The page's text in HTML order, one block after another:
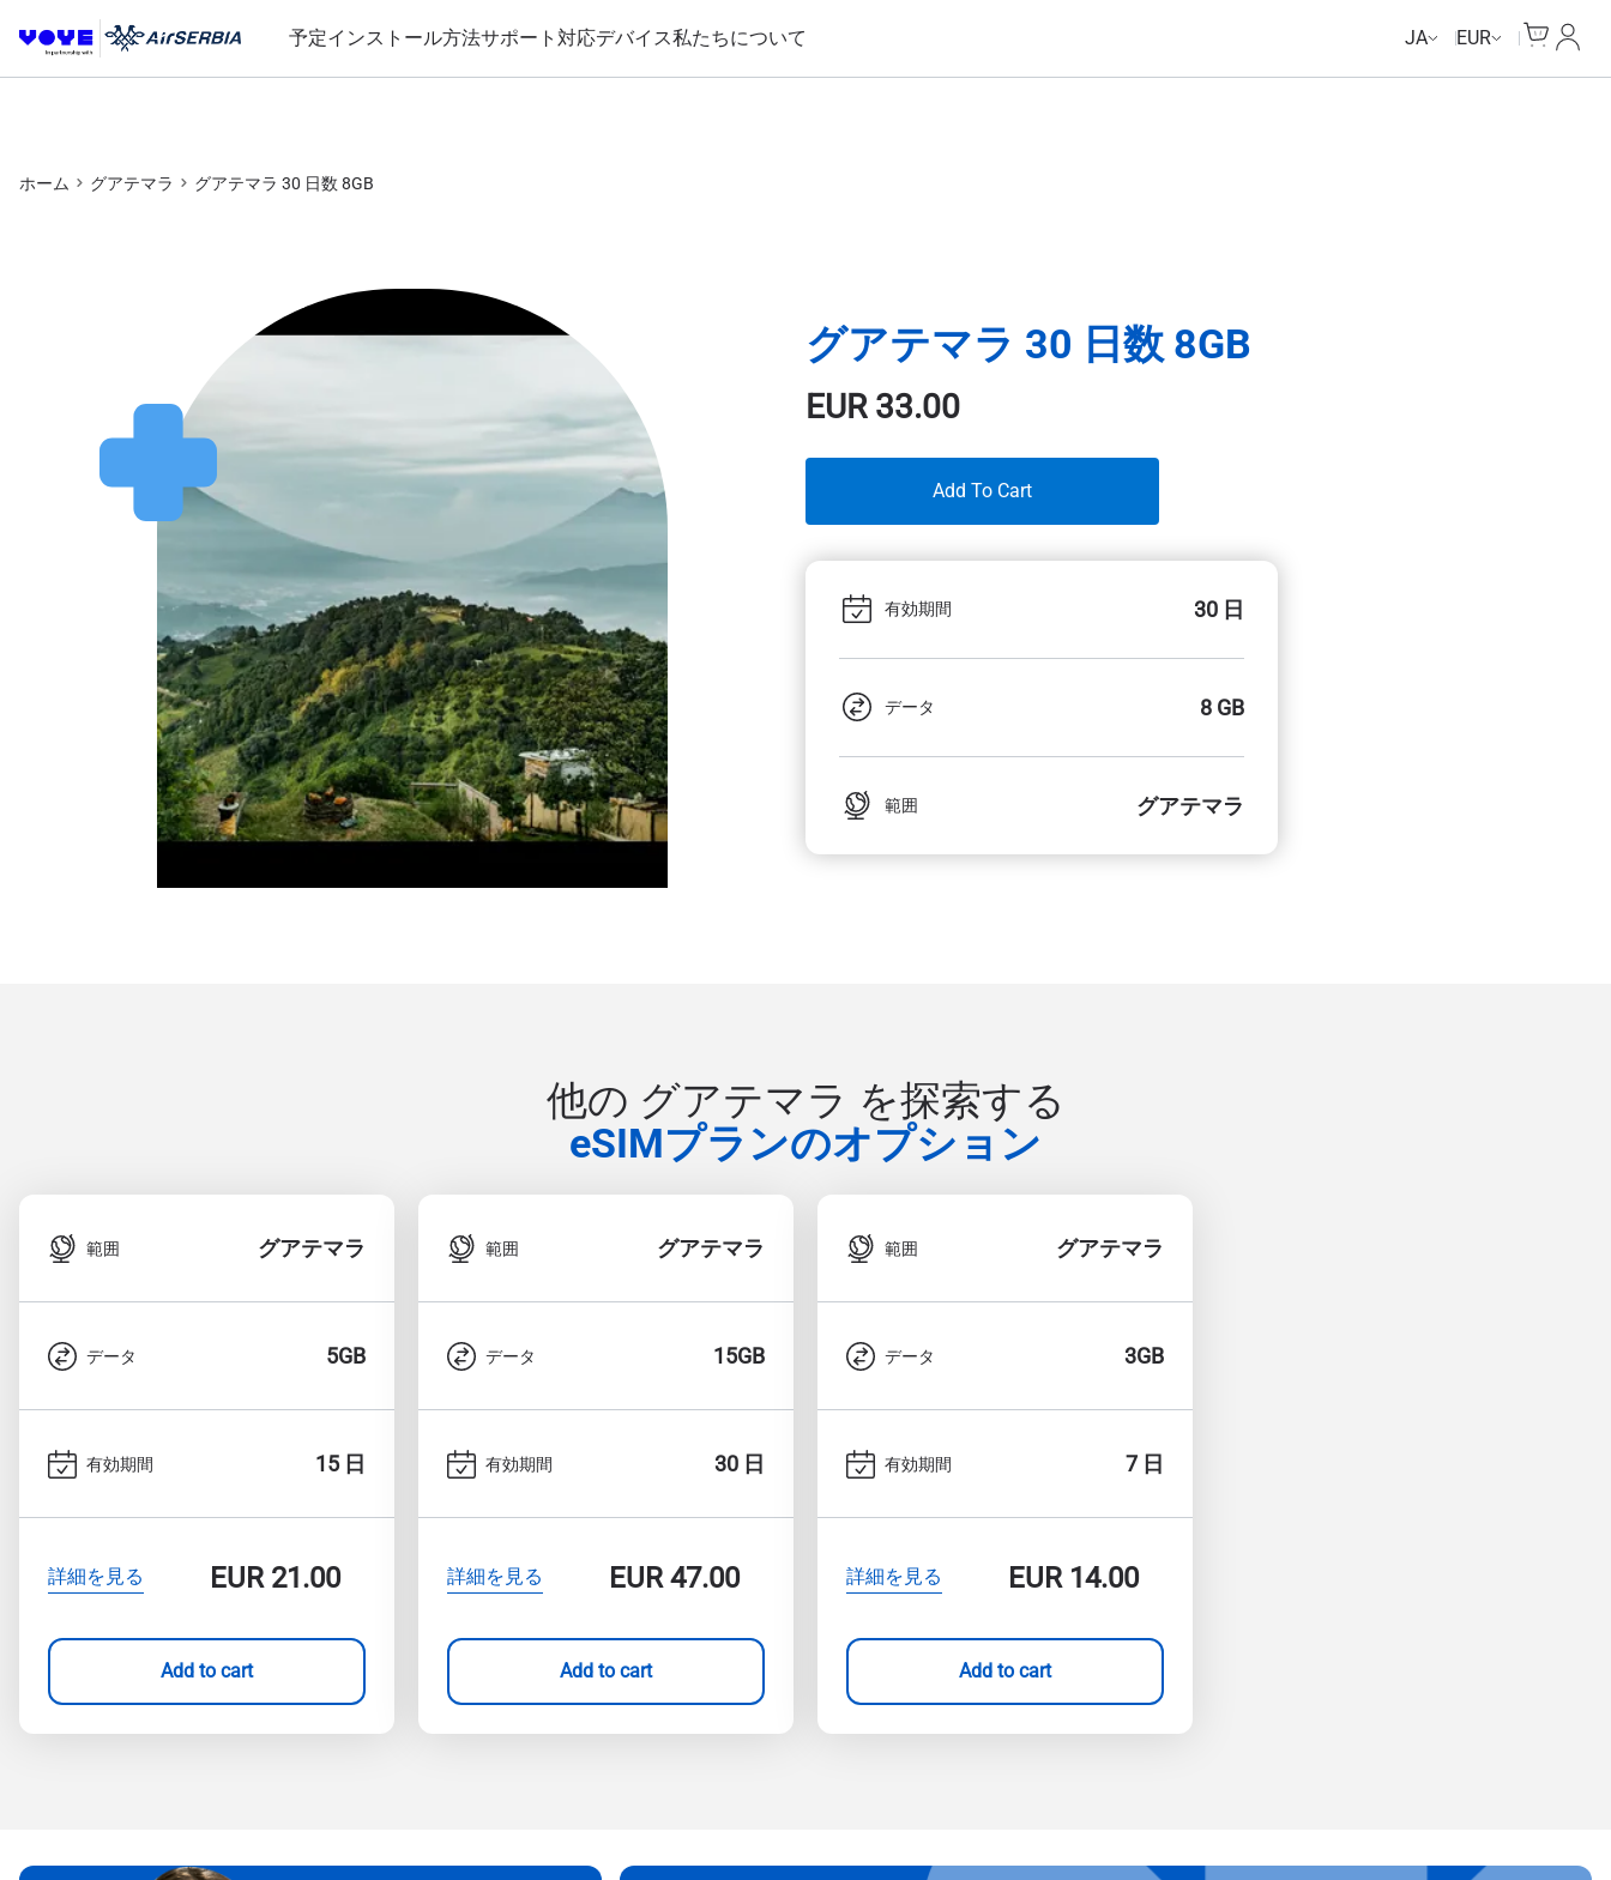
予定インストール方法サポート 対応デバイス私たちについて JA EUR
マイ
ホーム グアテマラ グアテマラ 30 日数 8GB
グアテマラ 30 日数 8GB
EUR33.00
Add To Cart
有効期間 30 日
データ 8 GB
範囲 グアテマラ
他の グアテマラ を探索する
eSIMプランのオプション
範囲 グアテマラ
データ 5GB
有効期間 15 日
詳細を見る EUR21.00
Add to cart
範囲 グアテマラ
データ 15GB
有効期間 30 日
詳細を見る EUR47.00
Add to cart
範囲 グアテマラ
データ 3GB
有効期間 7 日
詳細を見る EUR14.00
Add to cart